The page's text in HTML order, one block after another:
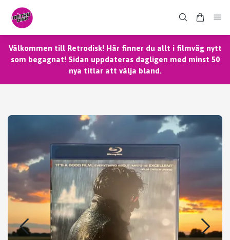
Välkommen till Retrodisk! Här finner du allt i filmväg nytt
som begagnat! Sidan uppdateras dagligen med minst 50
nya titlar att välja bland.